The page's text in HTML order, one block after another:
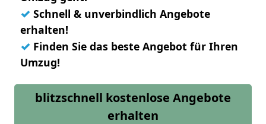
✓ Schnell & unverbindlich Angebote
erhalten!
✓ Finden Sie das beste Angebot für Ihren
Umzug!
blitzschnell kostenlose Angebote
erhalten